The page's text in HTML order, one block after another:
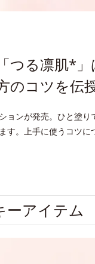
つる凛肌*」
のコツを伝
ョンが発売。ひと塗
す。上手に使うコツに
ーアイテム